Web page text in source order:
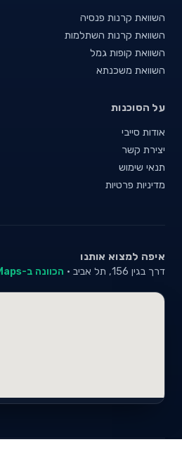
השוואת קרנות פנסיה
השוואת קרנות השתלמות
השוואת קופות גמל
השוואת משכנתא
על הסוכנות
אודות סייבי
יצירת קשר
תנאי שימוש
מדיניות פרטיות
איפה למצוא אותנו
דרך בגין 156, תל אביב · הכוונה ב-Google Maps ←